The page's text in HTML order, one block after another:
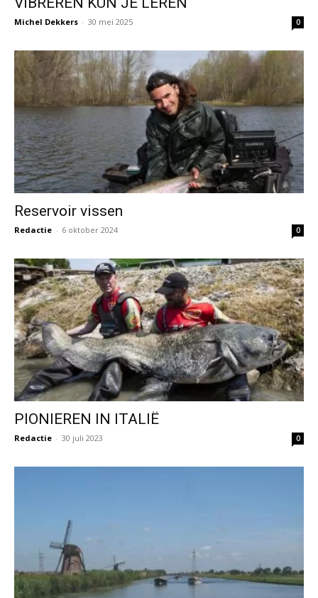
Michel Dekkers - 30 mei 2025 0
Reservoir vissen
Redactie - 6 oktober 2024 0
PIONIEREN IN ITALIË
Redactie - 30 juli 2023 0